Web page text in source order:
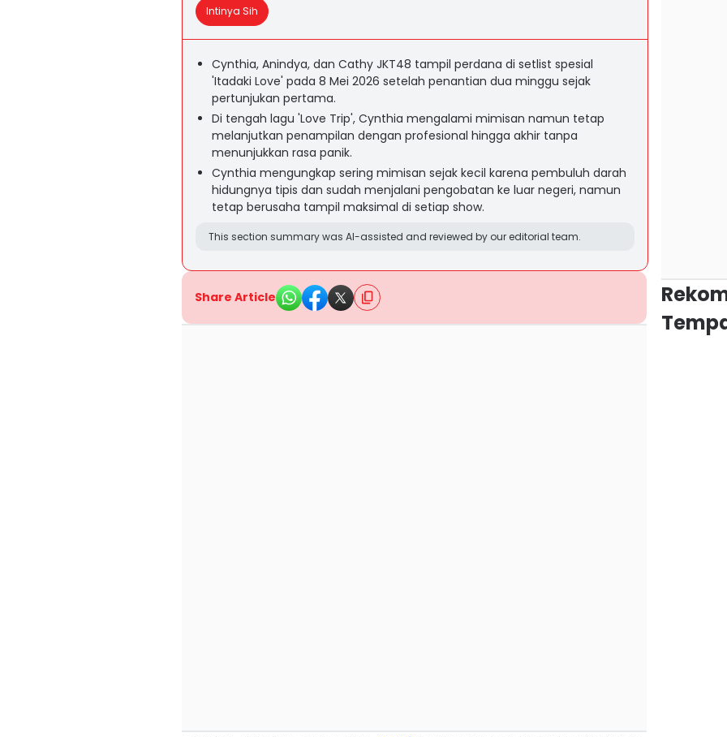
Intinya Sih
Cynthia, Anindya, dan Cathy JKT48 tampil perdana di setlist spesial
'Itadaki Love' pada 8 Mei 2026 setelah penantian dua minggu sejak
pertunjukan pertama.
Di tengah lagu 'Love Trip', Cynthia mengalami mimisan namun tetap
melanjutkan penampilan dengan profesional hingga akhir tanpa
menunjukkan rasa panik.
Cynthia mengungkap sering mimisan sejak kecil karena pembuluh darah
hidungnya tipis dan sudah menjalani pengobatan ke luar negeri, namun
tetap berusaha tampil maksimal di setiap show.
This section summary was AI-assisted and reviewed by our editorial team.
Share Article